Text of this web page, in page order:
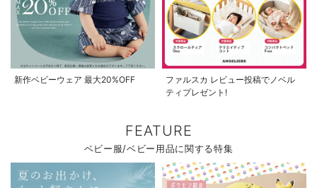
新作ベビーウェア 最大20%OFF
ファルスカ レビュー投稿でノベル
ティプレゼント!
FEATURE
ベビー服/ベビー用品に関する特集